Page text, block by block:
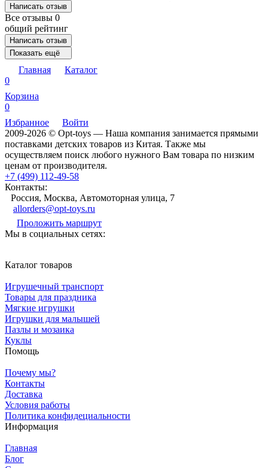
Написать отзыв
Все отзывы 0
общий рейтинг
Написать отзыв
Показать ещё
Главная
Каталог
0
Корзина
0
Избранное
Войти
2009-2026 © Opt-toys — Наша компания занимается прямыми
поставками детских товаров из Китая. Также мы
осуществляем поиск любого нужного Вам товара по низким
ценам от производителя.
+7 (499) 112-49-58
Контакты:
Россия, Москва, Автомоторная улица, 7
allorders@opt-toys.ru
Проложить маршрут
Мы в социальных сетях:
Каталог товаров
Игрушечный транспорт
Товары для праздника
Мягкие игрушки
Игрушки для малышей
Пазлы и мозаика
Куклы
Помощь
Почему мы?
Контакты
Доставка
Условия работы
Политика конфидециальности
Информация
Главная
Блог